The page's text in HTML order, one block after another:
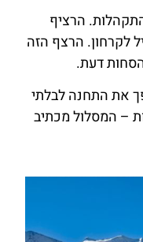
התקהלות. הרציף
לקרחון. הרצף הזה
הסחות דעת.
את התחנה לבלתי
– המסלול מכתיב